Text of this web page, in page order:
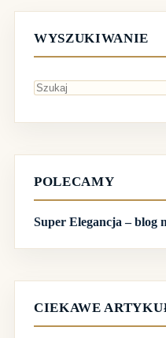
WYSZUKIWANIE
wyników
POLECAMY
Super Elegancja – blog
CIEKAWE